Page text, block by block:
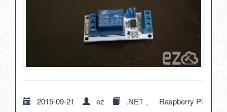
2015-09-21 ez .NET 、 Raspberry Pi